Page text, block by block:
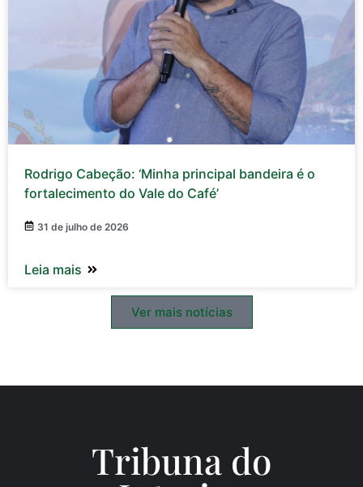
Rodrigo Cabeção: ‘Minha principal bandeira é o
fortalecimento do Vale do Café’
31 de julho de 2026
Leia mais
Ver mais notícias
Tribuna do